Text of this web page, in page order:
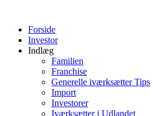
indholdForside
Investor
Indlæg
Familien
Franchise
Generelle iværksætter Tips
Import
Investorer
Iværksætter i Udlandet